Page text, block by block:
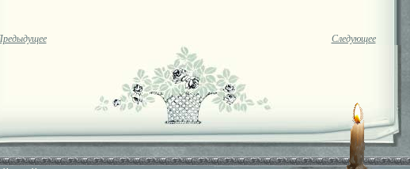
Следующее